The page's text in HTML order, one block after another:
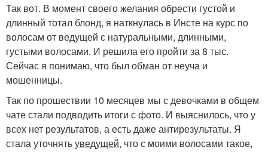
Так вот. В момент своего желания обрести густой и
длинный тотал блонд, я наткнулась в Инсте на курс по
волосам от ведущей с натуральными, длинными,
густыми волосами. И решила его пройти за 8 тыс.
Сейчас я понимаю, что был обман от неуча и
мошенницы.
Так по прошествии 10 месяцев мы с девочками в общем
чате стали подводить итоги с фото. И выяснилось, что у
всех нет результатов, а есть даже антирезультаты. Я
стала уточнять уведущей, что с моими волосами такое,